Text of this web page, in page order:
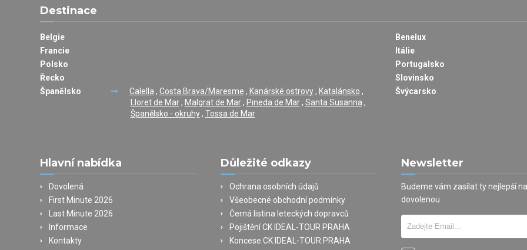
Destinace
Belgie
Benelux
Francie
Itálie
Polsko
Portugalsko
Řecko
Slovinsko
Španělsko
Calella , Costa Brava/Maresme , Kanárské ostrovy, Katalánsko ,
Lloret de Mar, Malgrat de Mar, Pineda de Mar, Santa Susanna ,
Španělsko - okruhy, Tossa de Mar
Švýcarsko
Hlavní nabídka
Dovolená
First Minute 2026
Last Minute 2026
Informace
Kontakty
Důležité odkazy
Ochrana osobních údajů
Všeobecné obchodní podmínky
Černá listina leteckých dopravců
Pojištění CK IDEAL-TOUR PRAHA
Koncese CK IDEAL-TOUR PRAHA
Newsletter
Budeme vám zasílat ty nejlepší
dovolenou.